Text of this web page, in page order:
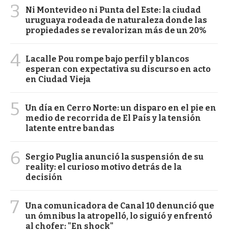
3
Ni Montevideo ni Punta del Este: la ciudad
uruguaya rodeada de naturaleza donde las
propiedades se revalorizan más de un 20%
4 Lacalle Pou rompe bajo perfil y blancos
esperan con expectativa su discurso en acto
en Ciudad Vieja
5
Un día en Cerro Norte: un disparo en el pie en
medio de recorrida de El País y la tensión
latente entre bandas
6
Sergio Puglia anunció la suspensión de su
reality: el curioso motivo detrás de la
decisión
7
Una comunicadora de Canal 10 denunció que
un ómnibus la atropelló, lo siguió y enfrentó
al chofer: "En shock"